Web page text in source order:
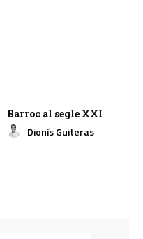
Barroc al segle XXI
Dionís Guiteras